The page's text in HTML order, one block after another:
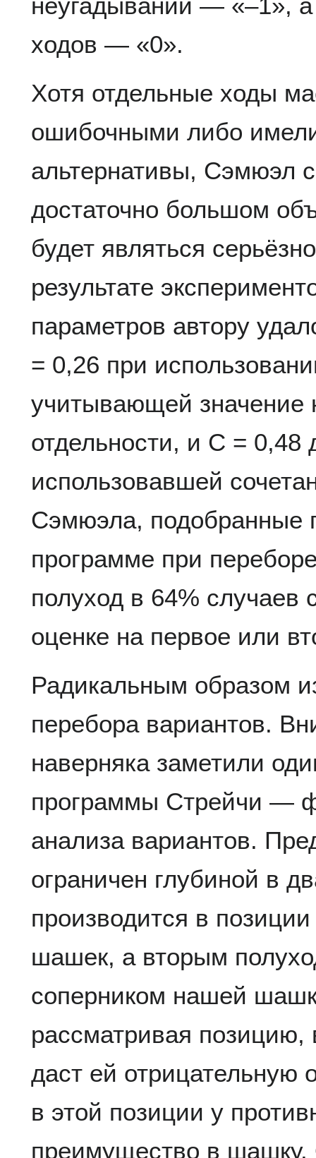
ходов — «0».
Хотя отдельные ходы
ошибочными либо
альтернативы, Сэмюэл
достаточно большом
будет являться
результате
параметров автору
= 0,26 при
учитывающей значение
отдельности, и C =
использовавшей
Сэмюэла, подобранные
программе при
полуход в 64% случаев
оценке на первое или
Радикальным образом
перебора вариантов.
наверняка заметили
программы Стрейчи —
анализа вариантов.
ограничен глубиной в
производится в
шашек, а вторым
соперником нашей
рассматривая
даст ей отрицательную
в этой позиции у
преимущество в шашку.